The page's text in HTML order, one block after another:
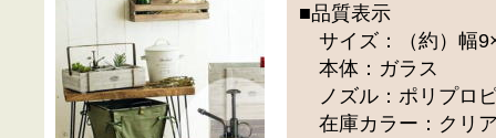
■品質表示
サイズ：（約）幅
本体：ガラス
ノズル：ポリプロ
在庫カラー：クリ